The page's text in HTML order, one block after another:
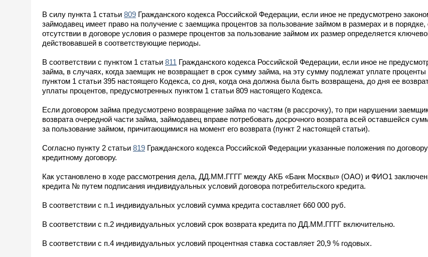
В силу пункта 1 статьи 809 Гражданского кодекса Российской Федерации, если иное не предусмотрено
займодавец имеет право на получение с заемщика процентов за пользование займом в размерах и в
отсутствии в договоре условия о размере процентов за пользование займом их размер определяется
действовавшей в соответствующие периоды.
В соответствии с пунктом 1 статьи 811 Гражданского кодекса Российской Федерации, если иное не
займа, в случаях, когда заемщик не возвращает в срок сумму займа, на эту сумму подлежат уплате
пунктом 1 статьи 395 настоящего Кодекса, со дня, когда она должна была быть возвращена, до дня ее
уплаты процентов, предусмотренных пунктом 1 статьи 809 настоящего Кодекса.
Если договором займа предусмотрено возвращение займа по частям (в рассрочку), то при нарушении
возврата очередной части займа, займодавец вправе потребовать досрочного возврата всей оставшейся
за пользование займом, причитающимися на момент его возврата (пункт 2 настоящей статьи).
Согласно пункту 2 статьи 819 Гражданского кодекса Российской Федерации указанные положения по
кредитному договору.
Как установлено в ходе рассмотрения дела, ДД.ММ.ГГГГ между АКБ «Банк Москвы» (ОАО) и ФИО1 заключен
кредита № путем подписания индивидуальных условий договора потребительского кредита.
В соответствии с п.1 индивидуальных условий сумма кредита составляет 660 000 руб.
В соответствии с п.2 индивидуальных условий срок возврата кредита по ДД.ММ.ГГГГ включительно.
В соответствии с п.4 индивидуальных условий процентная ставка составляет 20,9 % годовых.